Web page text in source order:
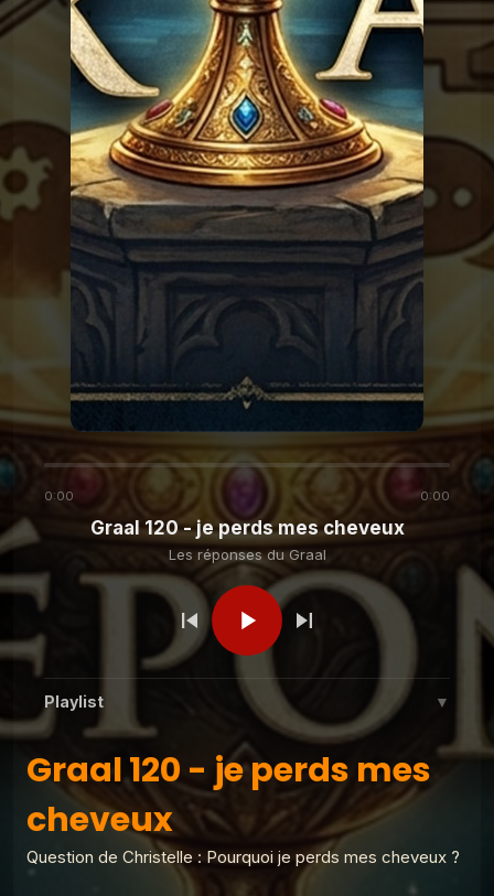
Les réponses du Graal
Graal 162 - Pleurer de
Les réponses du
Graal
Graal 161 - Le monkey-
barring
Les réponses du
Graal
Graal 159 - Le petit
déjeuner
Les réponses du
Graal
Graal 149 - Intelligence
Artificielle
Les réponses du
Graal
Les réponses du
Graal
Graal 141 - L'île Saint-
Les réponses du
Graal 140 - Place de la
Laiterie
Les réponses du
Graal 139 - Ma mère préfère
Les réponses du Graal Graal 138 - Gros mots
Les réponses du
Graal
Graal 137 - Place de la
0:00 0:00
Graal 120 - je perds mes cheveux
Les réponses du Graal
Playlist ▼
Graal 120 - je perds mes cheveux
Les réponses du Graal
2
Graal 99 - Tromper 'légalement' ?
Les réponses du Graal
Graal 98 - Adèle H ?
Graal 120 - je perds mes
cheveux
Question de Christelle : Pourquoi je perds mes cheveux ?